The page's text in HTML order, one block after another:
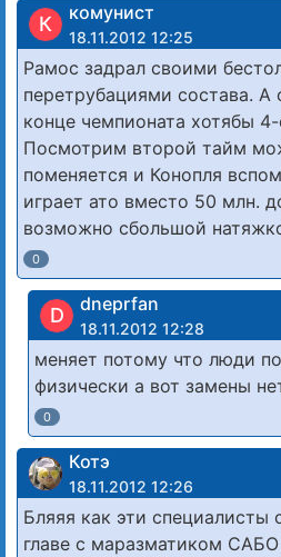
К комунист
18.11.2012 12:25
Рамос задрал своими
перетрубациями состава. А
конце чемпионата хотябы
Посмотрим второй тайм
поменяется и Конопля
играет ато вместо 50 млн.
возможно сбольшой
0
D dneprfan
18.11.2012 12:28
меняет потому что люди
физически а вот замены
0
Котэ
18.11.2012 12:26
Бляяя как эти специалисты
главе с маразматиком